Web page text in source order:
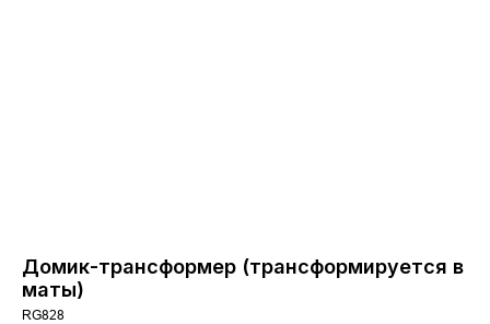
Домик-трансформер (трансформируется в
маты)
RG828